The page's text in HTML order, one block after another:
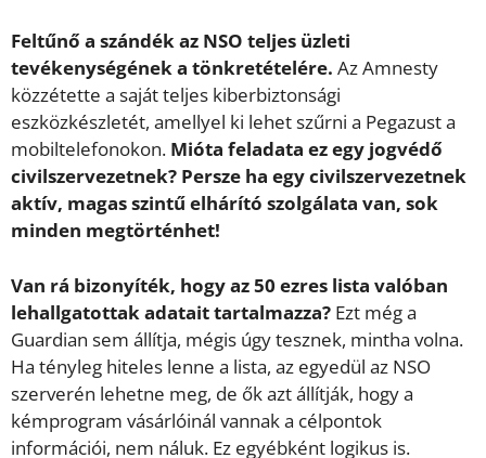
Feltűnő a szándék az NSO teljes üzleti
tevékenységének a tönkretételére. Az Amnesty
közzétette a saját teljes kiberbiztonsági
eszközkészletét, amellyel ki lehet szűrni a Pegazust a
mobiltelefonokon. Mióta feladata ez egy jogvédő
civilszervezetnek? Persze ha egy civilszervezetnek
aktív, magas szintű elhárító szolgálata van, sok
minden megtörténhet!
Van rá bizonyíték, hogy az 50 ezres lista valóban
lehallgatottak adatait tartalmazza? Ezt még a
Guardian sem állítja, mégis úgy tesznek, mintha volna.
Ha tényleg hiteles lenne a lista, az egyedül az NSO
szerverén lehetne meg, de ők azt állítják, hogy a
kémprogram vásárlóinál vannak a célpontok
információi, nem náluk. Ez egyébként logikus is.